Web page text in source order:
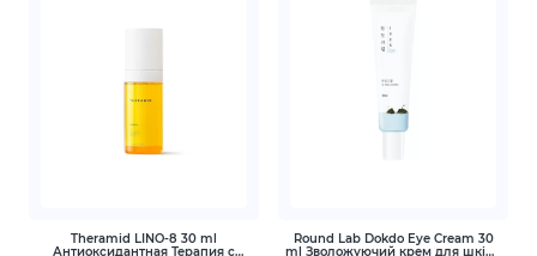
Theramid LINO-8 30 ml
Антиоксидантная Терапия с
Round Lab Dokdo Eye Cream 30
ml Зволожуючий крем для шкіри